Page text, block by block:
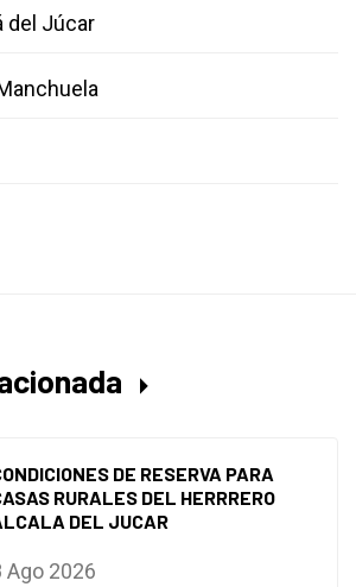
del Júcar
DE RESERVA PARA
RURALES DEL HERRRERO
DEL JUCAR
Ago 2026